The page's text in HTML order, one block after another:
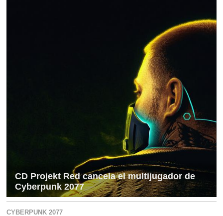
CD Projekt Red cancela el multijugador de
Cyberpunk 2077
CYBERPUNK 2077